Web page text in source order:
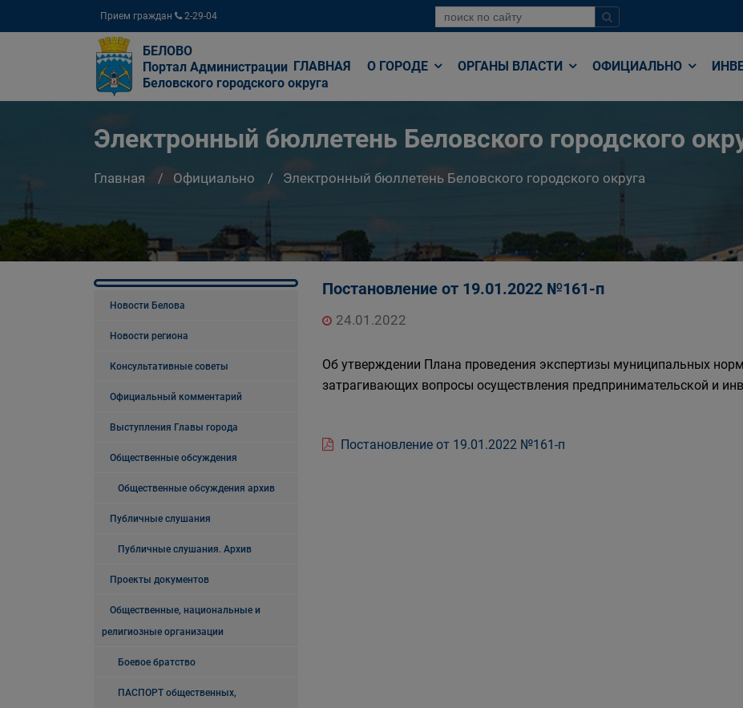
Прием граждан 2-29-04
БЕЛОВО
Портал Администрации
Беловского городского округа
ГЛАВНАЯ О ГОРОДЕ ОРГАНЫ ВЛАСТИ ОФИЦИАЛЬНО
Электронный бюллетень Беловского городского
Главная Официально Электронный бюллетень Беловского городского округа
Новости Белова
Новости региона
Консультативные советы
Официальный комментарий
Выступления Главы города
Общественные обсуждения
Общественные обсуждения архив
Публичные слушания
Публичные слушания. Архив
Проекты документов
Общественные, национальные и
религиозные организации
Боевое братство
ПАСПОРТ общественных,
Постановление от 19.01.2022 №161-п
24.01.2022
Об утверждении Плана проведения экспертизы муниципальных
затрагивающих вопросы осуществления предпринимательской и
Постановление от 19.01.2022 №161-п